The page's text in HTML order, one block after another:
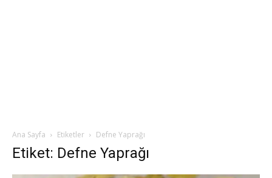
Ana Sayfa Etiketler Defne Yaprağı
Etiket: Defne Yaprağı